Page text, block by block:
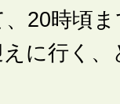
20時頃
に行く、